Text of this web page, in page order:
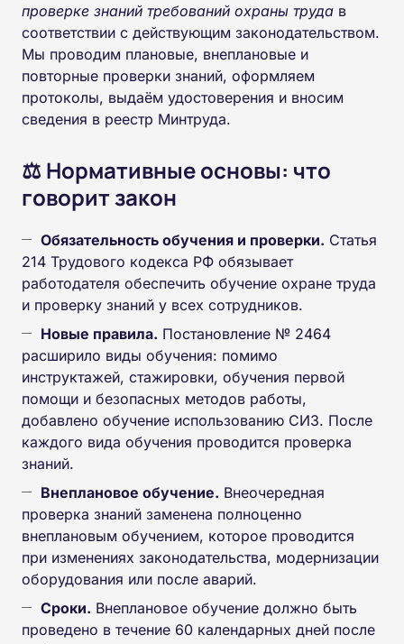
проверке знаний требований охраны труда в
соответствии с действующим законодательством.
Мы проводим плановые, внеплановые и
повторные проверки знаний, оформляем
протоколы, выдаём удостоверения и вносим
сведения в реестр Минтруда.
⚖️ Нормативные основы: что
говорит закон
Обязательность обучения и проверки. Статья
214 Трудового кодекса РФ обязывает
работодателя обеспечить обучение охране труда
и проверку знаний у всех сотрудников.
Новые правила. Постановление № 2464
расширило виды обучения: помимо
инструктажей, стажировки, обучения первой
помощи и безопасных методов работы,
добавлено обучение использованию СИЗ. После
каждого вида обучения проводится проверка
знаний.
Внеплановое обучение. Внеочередная
проверка знаний заменена полноценно
внеплановым обучением, которое проводится
при изменениях законодательства, модернизации
оборудования или после аварий.
Сроки. Внеплановое обучение должно быть
проведено в течение 60 календарных дней после